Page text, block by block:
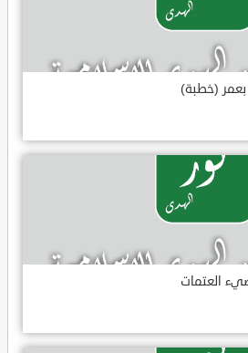
بعمر (خطبة)
العتمات